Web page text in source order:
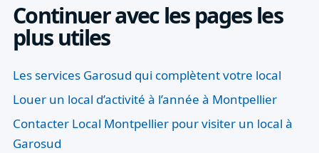
Continuer avec les pages les
plus utiles
Les services Garosud qui complètent votre local
Louer un local d’activité à l’année à Montpellier
Contacter Local Montpellier pour visiter un local à
Garosud